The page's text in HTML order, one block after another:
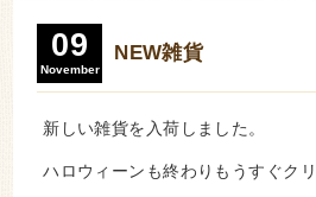
09
November
NEW雑貨
新しい雑貨を入荷しました。
ハロウィーンも終わりもうすぐク